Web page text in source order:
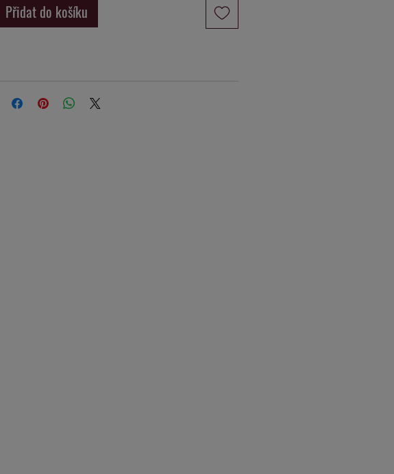
Přidat do košíku